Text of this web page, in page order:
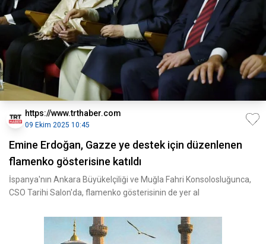
https://www.trthaber.com
09 Ekim 2025 10:45
Emine Erdoğan, Gazze ye destek için düzenlenen
flamenko gösterisine katıldı
İspanya'nın Ankara Büyükelçiliği ve Muğla Fahri Konsolosluğunca,
CSO Tarihi Salon'da, flamenko gösterisinin de yer al